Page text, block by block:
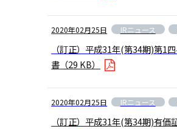
2020年02月25日 IRニュース
（訂正）平成31年(第34期)第1
書 （29 KB）
2020年02月25日 IRニュース
（訂正）平成31年(第34期)有価